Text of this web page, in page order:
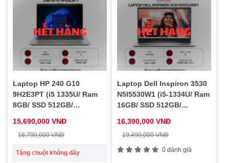
Laptop HP 240 G10
9H2E3PT (i5 1335U/ Ram
8GB/ SSD 512GB/
15,690,000 VNĐ
18,790,000 VNĐ
Tặng chuột không dây
Laptop Dell Inspiron 3530
N5I5530W1 (i5-1334U/ Ram
16GB/ SSD 512GB/
16,390,000 VNĐ
19,490,000 VNĐ
0 đánh giá